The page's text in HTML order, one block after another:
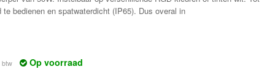
bedienen en spatwaterdicht (IP65). Dus overal in
btw Op voorraad